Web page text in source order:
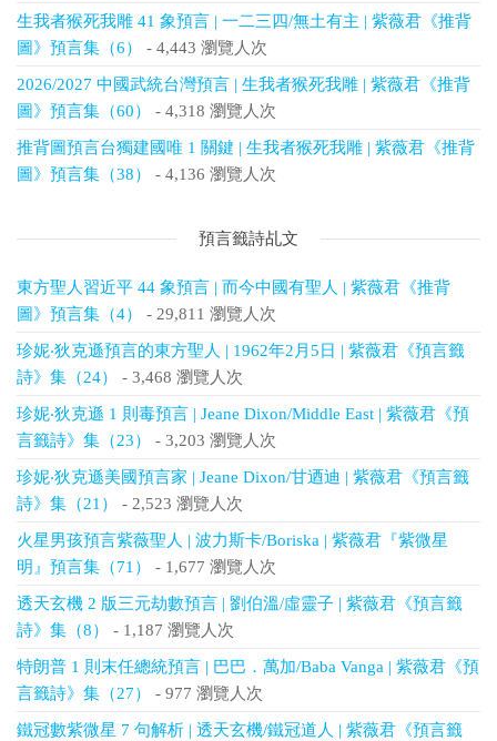
生我者猴死我雕 41 象預言 | 一二三四/無土有主 | 紫薇君《推背
圖》預言集（6）
- 4,443 瀏覽人次
2026/2027 中國武統台灣預言 | 生我者猴死我雕 | 紫薇君《推背
圖》預言集（60）
- 4,318 瀏覽人次
推背圖預言台獨建國唯 1 關鍵 | 生我者猴死我雕 | 紫薇君《推背
圖》預言集（38）
- 4,136 瀏覽人次
預言籤詩乩文
東方聖人習近平 44 象預言 | 而今中國有聖人 | 紫薇君《推背
圖》預言集（4）
- 29,811 瀏覽人次
珍妮‧狄克遜預言的東方聖人 | 1962年2月5日 | 紫薇君《預言籤
詩》集（24）
- 3,468 瀏覽人次
珍妮‧狄克遜 1 則毒預言 | Jeane Dixon/Middle East | 紫薇君《預
言籤詩》集（23）
- 3,203 瀏覽人次
珍妮‧狄克遜美國預言家 | Jeane Dixon/甘迺迪 | 紫薇君《預言籤
詩》集（21）
- 2,523 瀏覽人次
火星男孩預言紫薇聖人 | 波力斯卡/Boriska | 紫薇君『紫微星
明』預言集（71）
- 1,677 瀏覽人次
透天玄機 2 版三元劫數預言 | 劉伯溫/虛靈子 | 紫薇君《預言籤
詩》集（8）
- 1,187 瀏覽人次
特朗普 1 則末任總統預言 | 巴巴．萬加/Baba Vanga | 紫薇君《預
言籤詩》集（27）
- 977 瀏覽人次
鐵冠數紫微星 7 句解析 | 透天玄機/鐵冠道人 | 紫薇君《預言籤